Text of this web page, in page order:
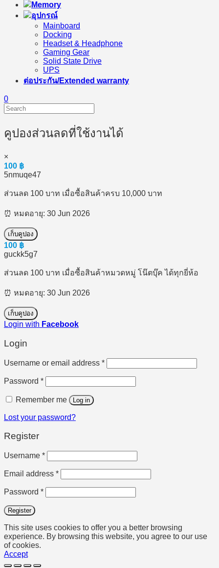
Memory
อุปกรณ์
Mainboard
Docking
Headset & Headphone
Gaming Gear
Solid State Drive
UPS
ต่อประกัน/Extended warranty
0
คูปองส่วนลดที่ใช้งานได้
×
100 ฿
5nmuqe47
ส่วนลด 100 บาท เมื่อซื้อสินค้าครบ 10,000 บาท
⏰ หมดอายุ: 30 Jun 2026
เก็บคูปอง
100 ฿
guckk5g7
ส่วนลด 100 บาท เมื่อซื้อสินค้าหมวดหมู่ โน๊ตบุ๊ค ได้ทุกยี่ห้อ
⏰ หมดอายุ: 30 Jun 2026
เก็บคูปอง
Login with Facebook
Login
Username or email address *Required
Password *Required
Remember me Log in
Lost your password?
Register
Username *Required
Email address *Required
Password *Required
Register
This site uses cookies to offer you a better browsing
experience. By browsing this website, you agree to our use
of cookies.
Accept